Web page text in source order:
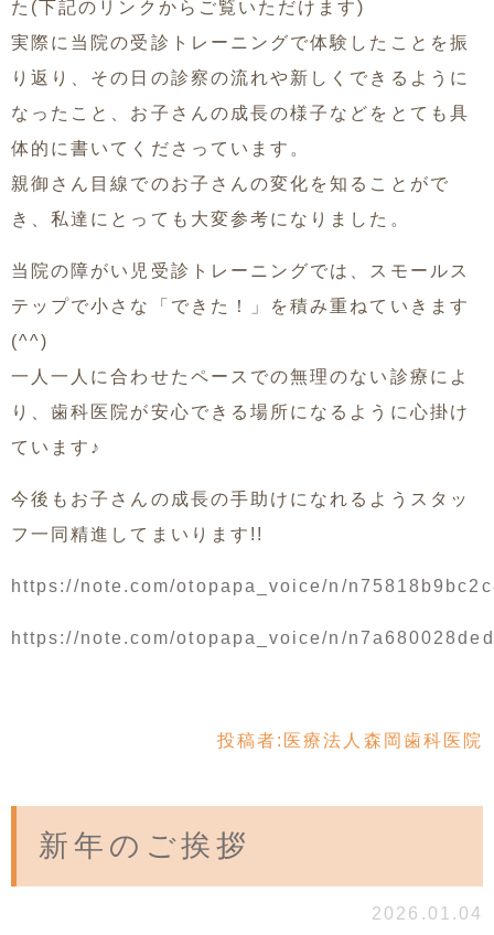
た(下記のリンクからご覧いただけます)
実際に当院の受診トレーニングで体験したことを振
り返り、その日の診察の流れや新しくできるように
なったこと、お子さんの成長の様子などをとても具
体的に書いてくださっています。
親御さん目線でのお子さんの変化を知ることがで
き、私達にとっても大変参考になりました。
当院の障がい児受診トレーニングでは、スモールス
テップで小さな「できた！」を積み重ねていきます
(^^)
一人一人に合わせたペースでの無理のない診療によ
り、歯科医院が安心できる場所になるように心掛け
ています♪
今後もお子さんの成長の手助けになれるようスタッ
フ一同精進してまいります!!
https://note.com/otopapa_voice/n/
https://note.com/otopapa_voice/n/
投稿者: 医療法人森岡歯科医院
新年のご挨拶
2026.01.04